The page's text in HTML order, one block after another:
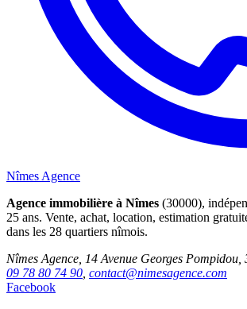
Nîmes Agence
Agence immobilière à Nîmes (30000),
25 ans. Vente, achat, location, estimation
dans les 28 quartiers nîmois.
Nîmes Agence, 14 Avenue Georges Pompidou,
09 78 80 74 90 contact@nimesagence.com
Facebook